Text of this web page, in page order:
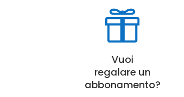

Vuoi
regalare un
abbonamento?